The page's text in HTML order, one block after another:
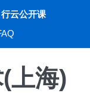
行云公开课
上海)